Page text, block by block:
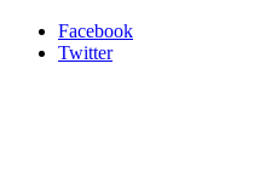
Facebook
Twitter